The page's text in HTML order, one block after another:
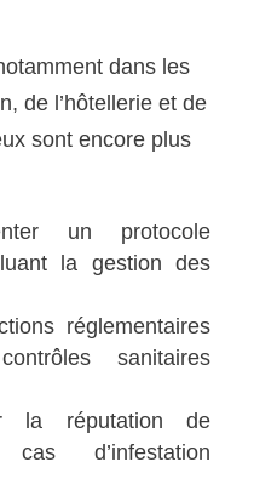
dans les
de l’hôtellerie et de
sont encore plus
un protocole
la gestion des
réglementaires
sanitaires
la réputation de
cas d’infestation